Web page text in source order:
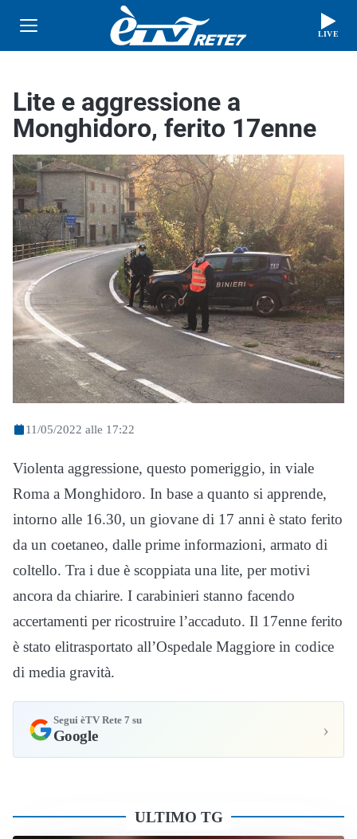
LIVE
Lite e aggressione a
Monghidoro, ferito 17enne
11/05/2022 alle 17:22
Violenta aggressione, questo pomeriggio, in viale
Roma a Monghidoro. In base a quanto si apprende,
intorno alle 16.30, un giovane di 17 anni è stato ferito
da un coetaneo, dalle prime informazioni, armato di
coltello. Tra i due è scoppiata una lite, per motivi
ancora da chiarire. I carabinieri stanno facendo
accertamenti per ricostruire l’accaduto. Il 17enne ferito
è stato elitrasportato all’Ospedale Maggiore in codice
di media gravità.
Segui èTV Rete 7 su
Google ›
ULTIMO TG